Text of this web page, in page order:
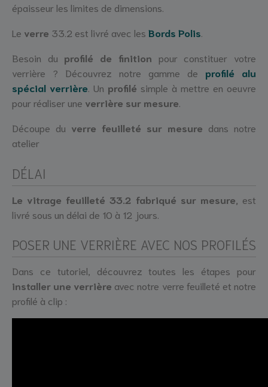
épaisseur les limites de dimensions.
Le verre 33.2 est livré avec les Bords Polis
Besoin du profilé de finition pour constituer votre
verrière ? Découvrez notre gamme de profilé alu
spécial verrière . Un profilé simple à mettre en oeuvre
pour réaliser une verrière sur mesure
Découpe du verre feuilleté sur mesure dans notre
atelier
DÉLAI
Le vitrage feuilleté 33.2 fabriqué sur mesure, est
livré sous un délai de 10 à 12 jours.
POSER UNE VERRIÈRE AVEC NOS PROFILÉS
Dans ce tutoriel, découvrez toutes les étapes pour
installer une verrière avec notre verre feuilleté et notre
profilé à clip :